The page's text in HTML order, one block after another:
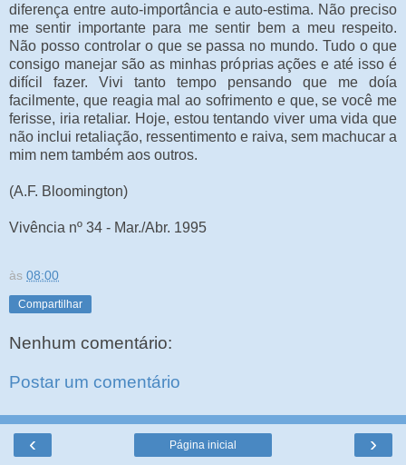
diferença entre auto-importância e auto-estima. Não preciso
me sentir importante para me sentir bem a meu respeito.
Não posso controlar o que se passa no mundo. Tudo o que
consigo manejar são as minhas próprias ações e até isso é
difícil fazer. Vivi tanto tempo pensando que me doía
facilmente, que reagia mal ao sofrimento e que, se você me
ferisse, iria retaliar. Hoje, estou tentando viver uma vida que
não inclui retaliação, ressentimento e raiva, sem machucar a
mim nem também aos outros.
(A.F. Bloomington)
Vivência nº 34 - Mar./Abr. 1995
às 08:00
Compartilhar
Nenhum comentário:
Postar um comentário
‹ ›
Página inicial